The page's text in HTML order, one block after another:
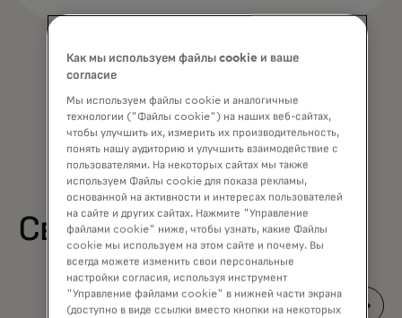
Связанный контент
Как мы используем файлы cookie и ваше
согласие
Мы используем файлы cookie и аналогичные
технологии ("Файлы cookie") на наших веб-сайтах,
чтобы улучшить их, измерить их производительность,
понять нашу аудиторию и улучшить взаимодействие с
пользователями. На некоторых сайтах мы также
используем Файлы cookie для показа рекламы,
основанной на активности и интересах пользователей
на сайте и других сайтах. Нажмите "Управление
файлами cookie" ниже, чтобы узнать, какие Файлы
cookie мы используем на этом сайте и почему. Вы
всегда можете изменить свои персональные
настройки согласия, используя инструмент
"Управление файлами cookie" в нижней части экрана
(доступно в виде ссылки вместо кнопки на некоторых